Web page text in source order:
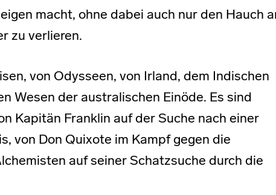
macht, ohne dabei auch nur den Hauch
zu verlieren.
von Odysseen, von Irland, dem Indischen
Wesen der australischen Einöde. Es sind
Kapitän Franklin auf der Suche nach einer
von Don Quixote im Kampf gegen die
auf seiner Schatzsuche durch die